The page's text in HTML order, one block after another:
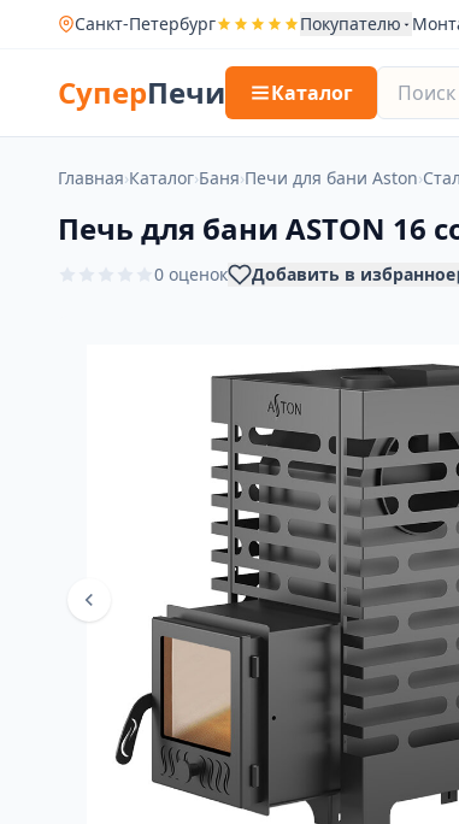
Санкт-Петербург Покупателю
СуперПечи Каталог
Главная›Каталог›Баня›Печи для бани Aston›
Печь для бани ASTON 16
0 оценок Добавить в избранное